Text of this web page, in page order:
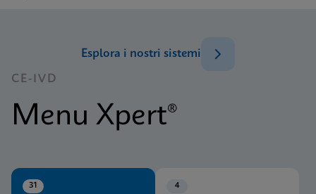
Esplora i nostri sistemi
CE-IVD
Menu Xpert®
31 4